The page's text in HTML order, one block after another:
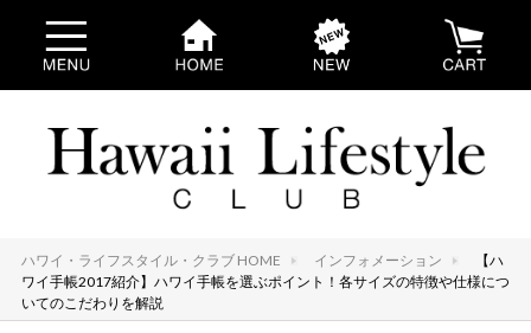
ハワイ・ライフスタイル・クラブ HOME インフォメーション
【ハ
ワイ手帳2017紹介】ハワイ手帳を選ぶポイント！各サイズの特徴や仕様につ
いてのこだわりを解説